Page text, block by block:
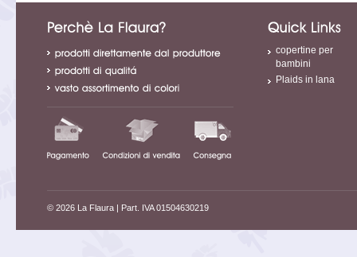
copertine per
bambini
Plaids in lana
© 2026 La Flaura| Part. IVA 01504630219